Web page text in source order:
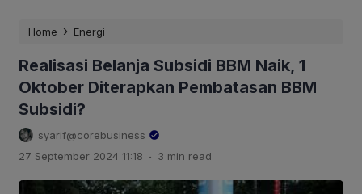
Home › Energi
Realisasi Belanja Subsidi BBM Naik, 1
Oktober Diterapkan Pembatasan BBM
Subsidi?
syarif@corebusiness
27 September 2024 11:18 . 3 min read